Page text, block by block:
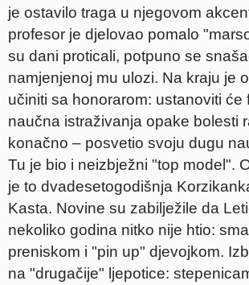
je ostavilo traga u njegovom
profesor je djelovao pomalo
su dani proticali, potpuno se
namjenjenoj mu ulozi. Na kraju je
učiniti sa honorarom: ustanoviti će
naučna istraživanja opake bolesti
konačno – posvetio svoju dugu
Tu je bio i neizbježni "top model".
je to dvadesetogodišnja
Kasta. Novine su zabilježile da
nekoliko godina nitko nije htio:
preniskom i "pin up" djevojkom.
na "drugačije" ljepotice: